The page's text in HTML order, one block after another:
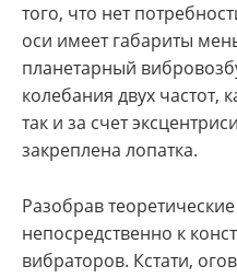
того, что нет
оси имеет габариты
планетарный
колебания двух частот,
так и за счет
закреплена лопатка.
Разобрав
непосредственно к
вибраторов. Кстати,